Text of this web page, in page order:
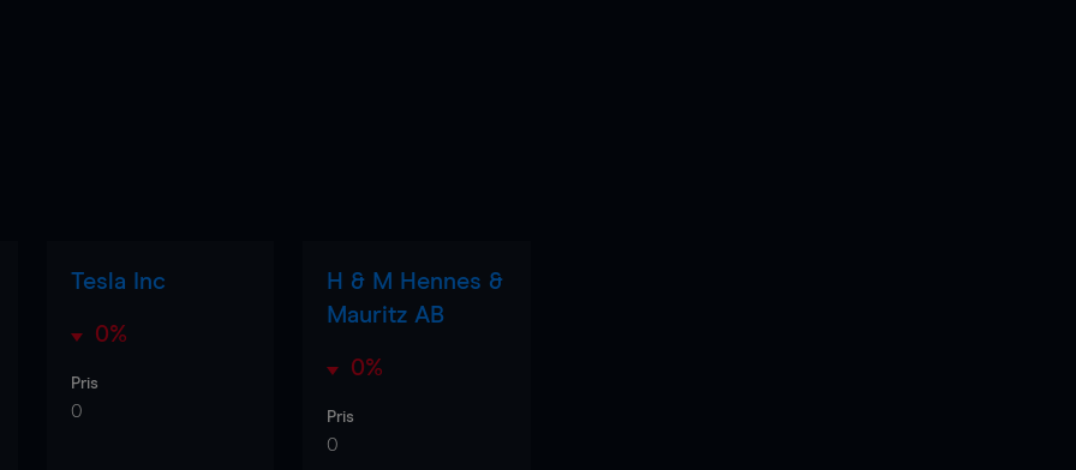
Tesla Inc
0%
Pris
0
H & M Hennes &
Mauritz AB
0%
Pris
0